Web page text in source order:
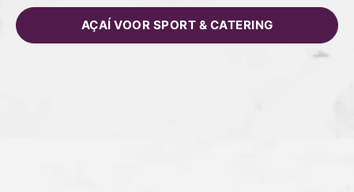
AÇAÍ VOOR SPORT & CATERING